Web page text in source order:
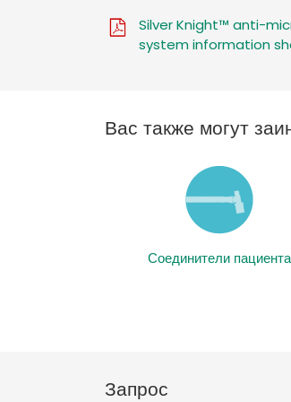
Silver Knight™ anti-
system information
Вас также могут
Соединители пациента
Запрос